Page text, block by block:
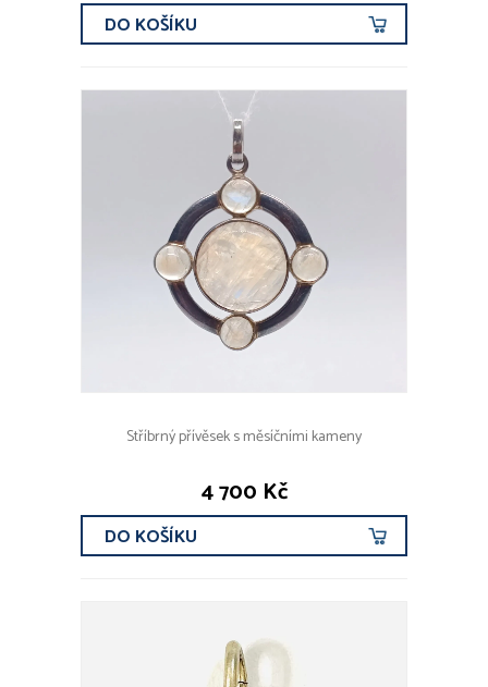
DO KOŠÍKU
Stříbrný přívěsek s měsíčními kameny
4 700 Kč
DO KOŠÍKU